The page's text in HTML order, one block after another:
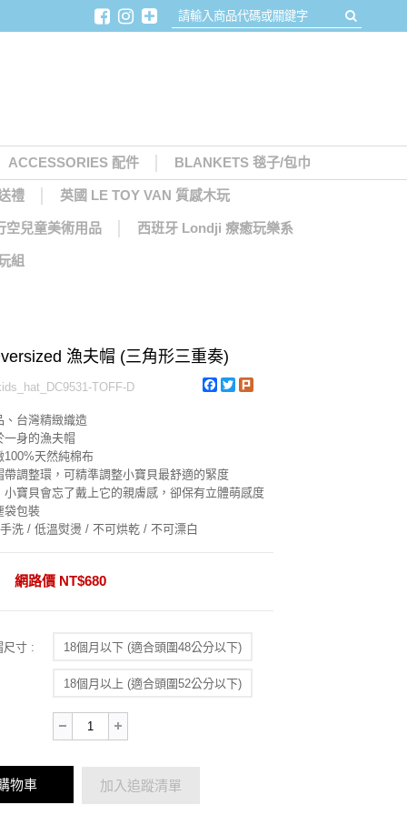
ACCESSORIES 配件 BLANKETS 毯子/包巾
禮 英國 LE TOY VAN 質感木玩
空兒童美術用品 西班牙 Londji 療癒玩樂系
組
漁夫帽 (三角形三重奏)
Facebook
Twitter
TOFF-D
、台灣精緻織造
一身的漁夫帽
100%天然純棉布
帶調整環，可精準調整小寶貝最舒適的緊度
小寶貝會忘了戴上它的親膚感，卻保有立體萌感度
袋包裝
洗 / 低溫熨燙 / 不可烘乾 / 不可漂白
網路價 NT$680
尺寸 : 18個月以下 (適合頭圍48公分以下)
18個月以上 (適合頭圍52公分以下)
物車 加入追蹤清單